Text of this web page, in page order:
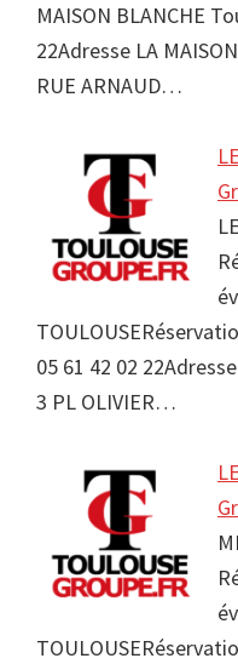
MAISON BLANCHE
22Adresse LA
RUE ARNAUD…
05 61 42 02
3 PL OLIVIER…